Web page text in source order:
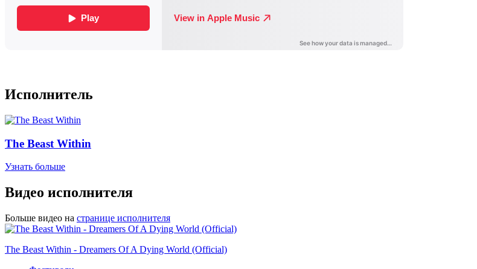
Исполнитель
The Beast Within
Узнать больше
Видео исполнителя
Больше видео на странице исполнителя
The Beast Within - Dreamers Of A Dying World (Official)